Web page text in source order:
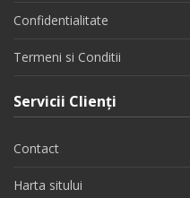
Confidentialitate
Termeni si Conditii
Servicii Clienţi
Contact
Harta sitului